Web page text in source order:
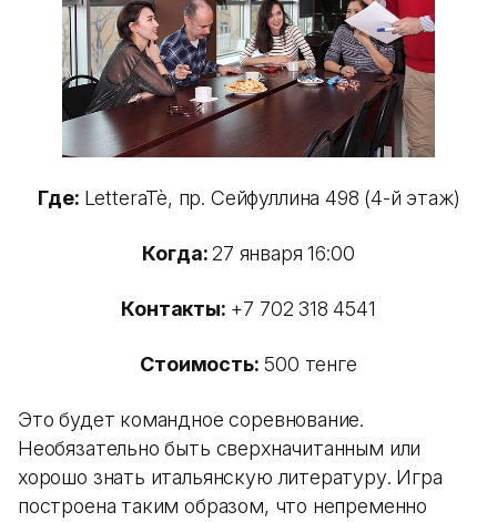
Где: LetteraTè, пр. Сейфуллина 498 (4-й этаж)
Когда:27 января 16:00
Контакты: +7 702 318 4541
Стоимость: 500 тенге
Это будет командное соревнование.
Необязательно быть сверхначитанным или
хорошо знать итальянскую литературу. Игра
построена таким образом, что непременно